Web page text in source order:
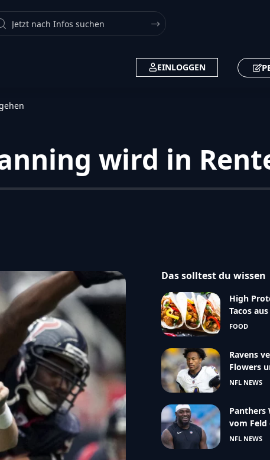
Search
EINLOGGEN
wird in
Das solltest du wissen
High
Tacos
FOOD
Ravens
Flowers
NFL NEWS
Panthers
vom Feld
NFL NEWS